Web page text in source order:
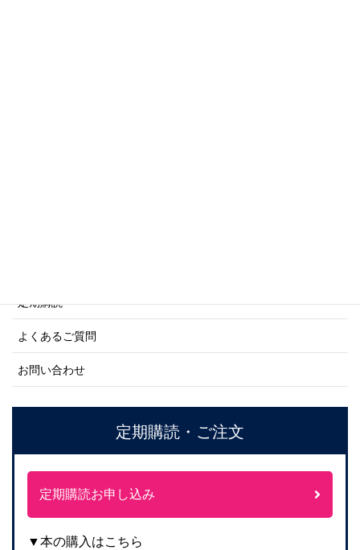
定期購読
よくあるご質問
お問い合わせ
定期購読・ご注文
定期購読お申し込み
▼本の購入はこちら